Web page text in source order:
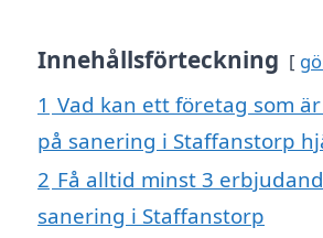
Innehållsförteckning
1 Vad kan ett företag som
på sanering i Staffanstorp
2 Få alltid minst 3
sanering i Staffanstorp